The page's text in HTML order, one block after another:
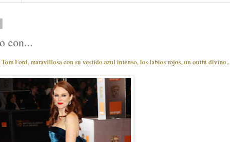
con...
Ford, maravillosa con su vestido azul intenso, los labios rojos, un outfit divino..